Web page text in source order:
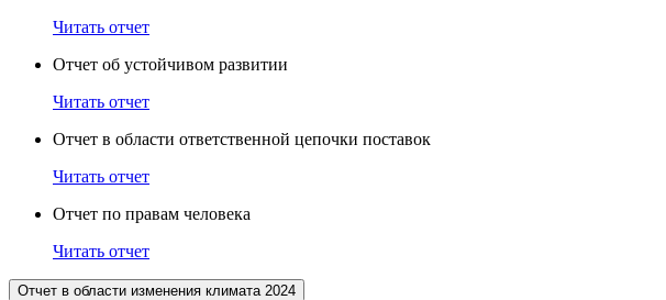
Читать отчет
Отчет об устойчивом развитии
Читать отчет
Отчет в области ответственной цепочки поставок
Читать отчет
Отчет по правам человека
Читать отчет
Отчет в области изменения климата 2024